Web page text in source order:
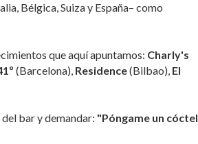
Bélgica, Suiza y España– como
que aquí apuntamos: Charly's
(Barcelona), Residence(Bilbao), El
bar y demandar: "Póngame un cóctel